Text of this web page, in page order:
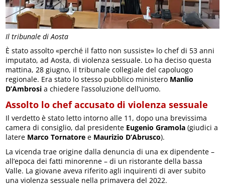
Il tribunale di Aosta
È stato assolto «perché il fatto non sussiste» lo chef di 53 anni
imputato, ad Aosta, di violenza sessuale. Lo ha deciso questa
mattina, 28 giugno, il tribunale collegiale del capoluogo
regionale. Era stato lo stesso pubblico ministero Manlio
D’Ambrosi a chiedere l’assoluzione dell’uomo.
Assolto lo chef accusato di violenza sessuale
Il verdetto è stato letto intorno alle 11, dopo una brevissima
camera di consiglio, dal presidente Eugenio Gramola (giudici a
latere Marco Tornatore e Maurizio D’Abrusco).
La vicenda trae origine dalla denuncia di una ex dipendente –
all’epoca dei fatti minorenne – di un ristorante della bassa
Valle. La giovane aveva riferito agli inquirenti di aver subito
una violenza sessuale nella primavera del 2022.